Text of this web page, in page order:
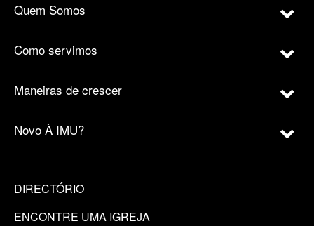
Quem Somos
Como servimos
Maneiras de crescer
Novo À IMU?
DIRECTÓRIO
ENCONTRE UMA IGREJA